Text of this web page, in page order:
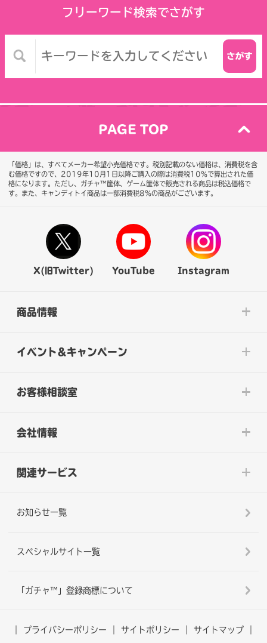
フリーワード検索でさがす
PAGE TOP
「価格」は、すべてメーカー希望小売価格です。税別記載のない価格は、消費税を含
む価格ですので、2019年10月1日以降ご購入の際は消費税10％で算出された価
格になります。 ただし、ガチャ™筐体、ゲーム筐体で販売される商品は税込価格で
す。また、キャンディトイ商品は一部消費税8％の商品がございます。
X(旧Twitter) YouTube Instagram
商品情報
イベント&キャンペーン
お客様相談室
会社情報
関連サービス
お知らせ一覧
スペシャルサイト一覧
「ガチャ™」登録商標について
プライバシーポリシー サイトポリシー サイトマップ